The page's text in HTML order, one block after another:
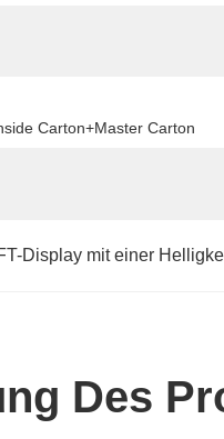
Carton+master Carton
Display mit einer
Des